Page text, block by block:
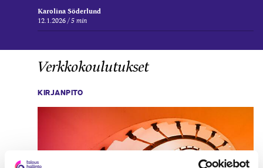
Karolina Söderlund
12.1.2026 5 min
Verkkokoulutukset
KIRJANPITO